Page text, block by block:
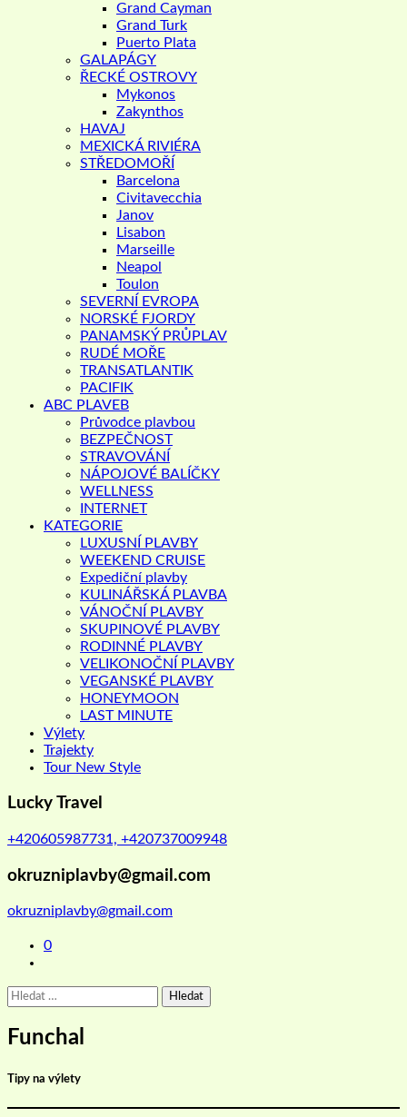
Grand Cayman
Grand Turk
Puerto Plata
GALAPÁGY
ŘECKÉ OSTROVY
Mykonos
Zakynthos
HAVAJ
MEXICKÁ RIVIÉRA
STŘEDOMOŘÍ
Barcelona
Civitavecchia
Janov
Lisabon
Marseille
Neapol
Toulon
SEVERNÍ EVROPA
NORSKÉ FJORDY
PANAMSKÝ PRŮPLAV
RUDÉ MOŘE
TRANSATLANTIK
PACIFIK
ABC PLAVEB
Průvodce plavbou
BEZPEČNOST
STRAVOVÁNÍ
NÁPOJOVÉ BALÍČKY
WELLNESS
INTERNET
KATEGORIE
LUXUSNÍ PLAVBY
WEEKEND CRUISE
Expediční plavby
KULINÁŘSKÁ PLAVBA
VÁNOČNÍ PLAVBY
SKUPINOVÉ PLAVBY
RODINNÉ PLAVBY
VELIKONOČNÍ PLAVBY
VEGANSKÉ PLAVBY
HONEYMOON
LAST MINUTE
Výlety
Trajekty
Tour New Style
Lucky Travel
+420605987731, +420737009948
okruzniplavby@gmail.com
okruzniplavby@gmail.com
0
Vyhledávání
Funchal
Tipy na výlety